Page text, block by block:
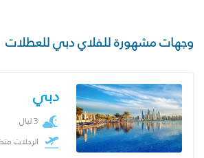
وجهات مشهورة للفلاي دبي للعطلات
دبي
3 ليال
الرحلات